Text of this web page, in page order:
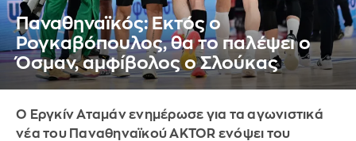
Παναθηναϊκός: Εκτός ο
Ρογκαβόπουλος, θα το παλέψει ο
Όσμαν, αμφίβολος ο Σλούκας
Ο Εργκίν Αταμάν ενημέρωσε για τα αγωνιστικά
νέα του Παναθηναϊκού AKTOR ενόψει του